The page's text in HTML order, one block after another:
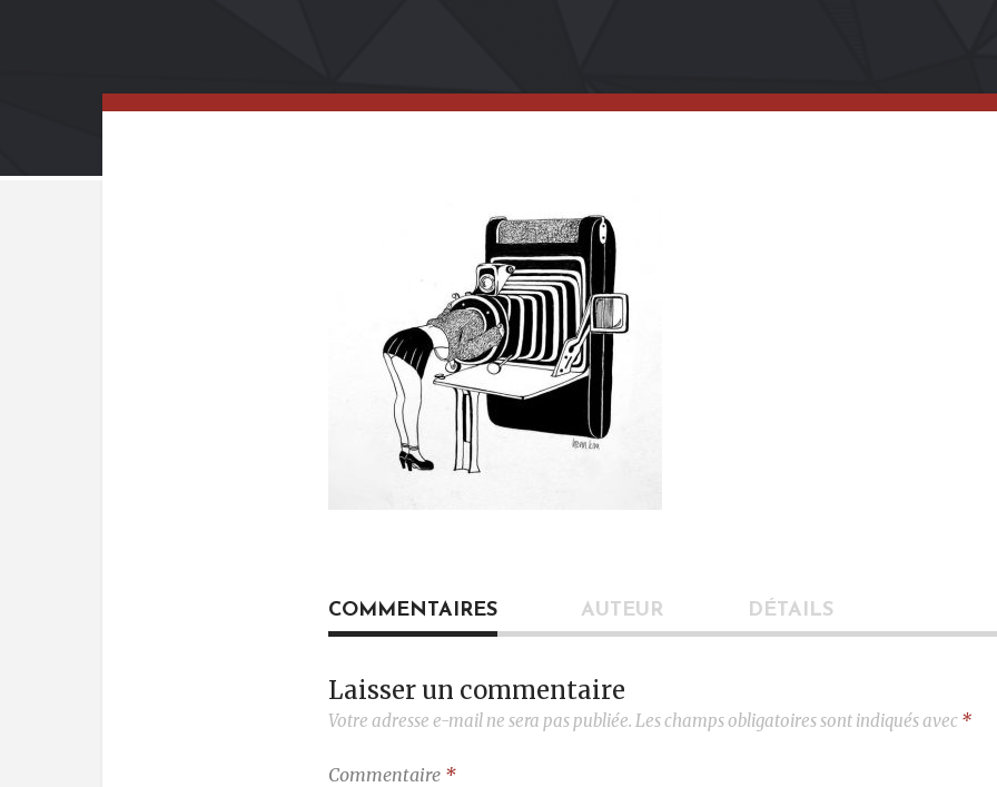
COMMENTAIRES AUTEUR DÉTAILS
Laisser un commentaire
Votre adresse e-mail ne sera pas publiée. Les champs obligatoires sont indiqués avec *
Commentaire *